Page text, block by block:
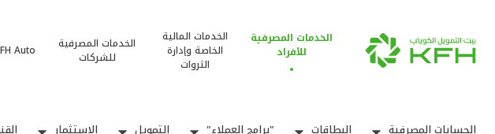
الخدمات المصرفية
للأفراد
الخدمات المالية
الخاصة وإدارة
الثروات
الخدمات المصرفية
للشركات
Auto
الحسابات المصرفية البطاقات "برامج العملاء" التمويل الاستثمار